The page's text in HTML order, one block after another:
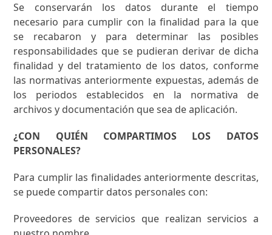
Se conservarán los datos durante el tiempo
necesario para cumplir con la finalidad para la que
se recabaron y para determinar las posibles
responsabilidades que se pudieran derivar de dicha
finalidad y del tratamiento de los datos, conforme
las normativas anteriormente expuestas, además de
los periodos establecidos en la normativa de
archivos y documentación que sea de aplicación.
¿CON QUIÉN COMPARTIMOS LOS DATOS
PERSONALES?
Para cumplir las finalidades anteriormente descritas,
se puede compartir datos personales con:
Proveedores de servicios que realizan servicios a